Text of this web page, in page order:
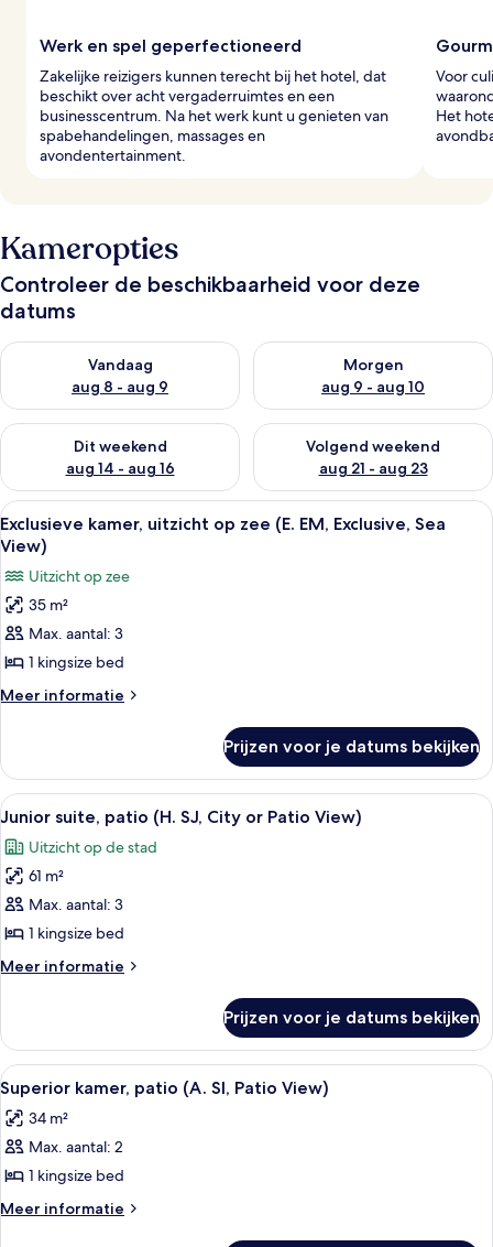
Werk en spel geperfectioneerd
Zakelijke reizigers kunnen terecht bij het hotel, dat
beschikt over acht vergaderruimtes en een
businesscentrum. Na het werk kunt u genieten van
spabehandelingen, massages en
avondentertainment.
Voor
Het
Kameropties
Controleer de beschikbaarheid voor deze
datums
Vandaag
aug 8 - aug 9
De beschikbaarheid controleren voor vanavond aug 8 - aug 9
Morgen
aug 9 - aug 10
De beschikbaarheid
Dit weekend
aug 14 - aug 16
De beschikbaarheid controleren voor dit weekend aug 14 -
Volgend weekend
aug 21 - aug 23
De beschikbaarheid
Alle
foto's
voor
Exclusieve
kamer,
uitzicht
op
zee
Exclusive,
Sea
View)
laden
Hotelkamer met een bed, een rode
3
Exclusieve kamer, uitzicht op zee (E. EM, Exclusive, Sea
View)
Uitzicht op zee
35 m²
Max. aantal: 3
1 kingsize bed
Meer informatie
Meer
kamer,
uitzicht
op
(E.
EM,
Sea
View)
Prijzen voor je datums bekijken
Alle
foto's
voor
Junior
suite,
patio
(H.
SJ,
or
Patio
View)
laden
Een ruime slaapkamer met een
4
Junior suite, patio (H. SJ, City or Patio View)
Uitzicht op de stad
61 m²
Max. aantal: 3
1 kingsize bed
Meer informatie
Meer
suite,
patio
(H.
City
or
View)
Prijzen voor je datums bekijken
Alle
foto's
voor
Superior
kamer,
patio
Hotelkamer met een bed, een
4
Superior kamer, patio (A. SI, Patio View)
34 m²
Max. aantal: 2
1 kingsize bed
Meer informatie
Meer